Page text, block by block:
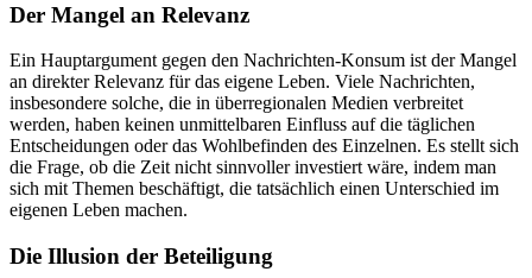
Der Mangel an Relevanz
Ein Hauptargument gegen den Nachrichten-Konsum ist der Mangel
an direkter Relevanz für das eigene Leben. Viele Nachrichten,
insbesondere solche, die in überregionalen Medien verbreitet
werden, haben keinen unmittelbaren Einfluss auf die täglichen
Entscheidungen oder das Wohlbefinden des Einzelnen. Es stellt sich
die Frage, ob die Zeit nicht sinnvoller investiert wäre, indem man
sich mit Themen beschäftigt, die tatsächlich einen Unterschied im
eigenen Leben machen.
Die Illusion der Beteiligung